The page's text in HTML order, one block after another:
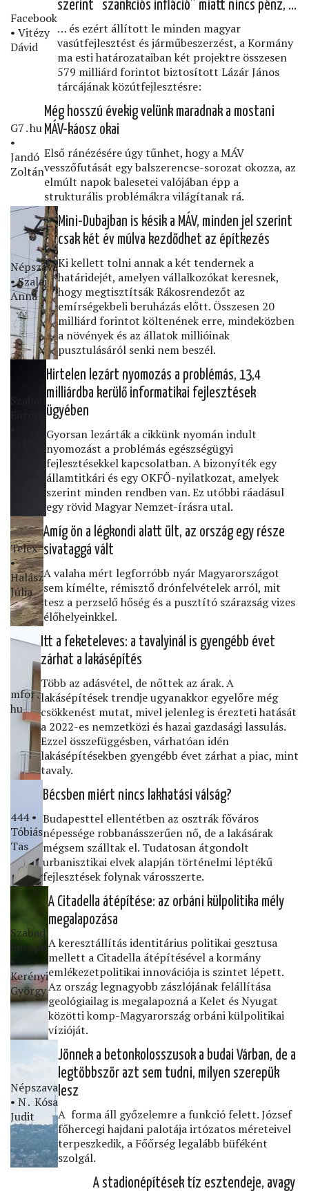
Facebook
• Vitézy
Dávid
szerint “szankciós inﬂáció” miatt nincs pénz, …
… és ezért állított le minden magyar
vasútfejlesztést és járműbeszerzést, a Kormány
ma esti határozataiban két projektre összesen
579 milliárd forintot biztosított Lázár János
tárcájának közútfejlesztésre:
G7․hu
•
Jandó
Zoltán
Még hosszú évekig velünk maradnak a mostani
MÁV-káosz okai
Első ránézésére úgy tűnhet, hogy a MÁV
vesszőfutását egy balszerencse-sorozat okozza, az
elmúlt napok balesetei valójában épp a
strukturális problémákra világítanak rá.
Népszava
• Szalai
Anna
Mini-Dubajban is késik a MÁV, minden jel szerint
csak két év múlva kezdődhet az építkezés
Ki kellett tolni annak a két tendernek a
határidejét, amelyen vállalkozókat keresnek,
hogy megtisztítsák Rákosrendezőt az
emírségekbeli beruházás előtt. Összesen 20
milliárd forintot költenének erre, mindeközben
a növények és az állatok millióinak
pusztulásáról senki nem beszél.
Hirtelen lezárt nyomozás a problémás, 13,4
milliárdba kerülő informatikai fejlesztések
ügyében
Gyorsan lezárták a cikkünk nyomán indult
nyomozást a problémás egészségügyi
fejlesztésekkel kapcsolatban. A bizonyíték egy
államtitkári és egy OKFŐ-nyilatkozat, amelyek
szerint minden rendben van. Ez utóbbi ráadásul
egy rövid Magyar Nemzet-írásra utal.
Telex
•
Halász
Júlia
Amíg ön a légkondi alatt ült, az ország egy része
sivataggá vált
A valaha mért legforróbb nyár Magyarországot
sem kímélte, rémisztő drónfelvételek arról, mit
tesz a perzselő hőség és a pusztító szárazság vizes
élőhelyeinkkel.
mfor․
hu
Itt a feketeleves: a tavalyinál is gyengébb évet
zárhat a lakásépítés
Több az adásvétel, de nőttek az árak. A
lakásépítések trendje ugyanakkor egyelőre még
csökkenést mutat, mivel jelenleg is érezteti hatását
a 2022-es nemzetközi és hazai gazdasági lassulás.
Ezzel összefüggésben, várhatóan idén
lakásépítésekben gyengébb évet zárhat a piac, mint
tavaly.
444 •
Tóbiás
Tas
Bécsben miért nincs lakhatási válság?
Budapesttel ellentétben az osztrák főváros
népessége robbanásszerűen nő, de a lakásárak
mégsem szálltak el. Tudatosan átgondolt
urbanisztikai elvek alapján történelmi léptékű
fejlesztések folynak városszerte.
Szabad
Európa
•
Kerényi
György
A Citadella átépítése: az orbáni külpolitika mély
megalapozása
A keresztállítás identitárius politikai gesztusa
mellett a Citadella átépítésével a kormány
emlékezetpolitikai innovációja is szintet lépett.
Az ország legnagyobb zászlójának felállítása
geológiailag is megalapozná a Kelet és Nyugat
közötti komp-Magyarország orbáni külpolitikai
vízióját.
Népszava
• N․ Kósa
Judit
Jönnek a betonkolosszusok a budai Várban, de a
legtöbbször azt sem tudni, milyen szerepük
lesz
A forma áll győzelemre a funkció felett. József
főhercegi hajdani palotája irtózatos méreteivel
terpeszkedik, a Főőrség legalább büféként
szolgál.
A stadionépítések tíz esztendeje, avagy